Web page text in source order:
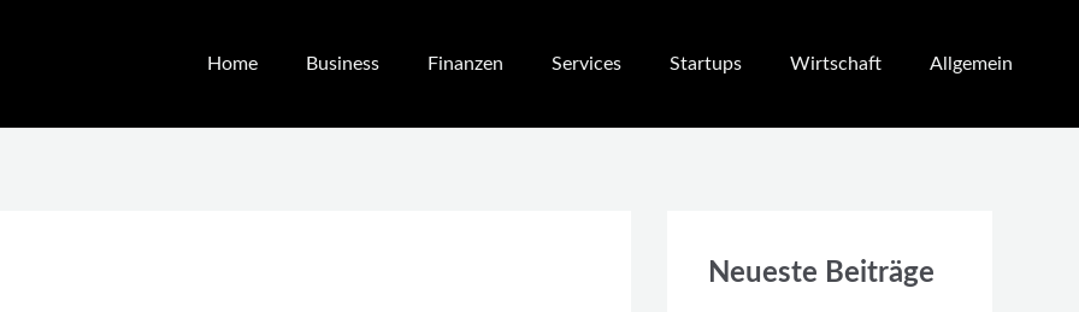
Home Business Finanzen Services Startups Wirtschaft Allgemein
Neueste Beiträge